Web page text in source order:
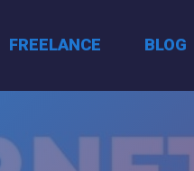
FREELANCE BLOG